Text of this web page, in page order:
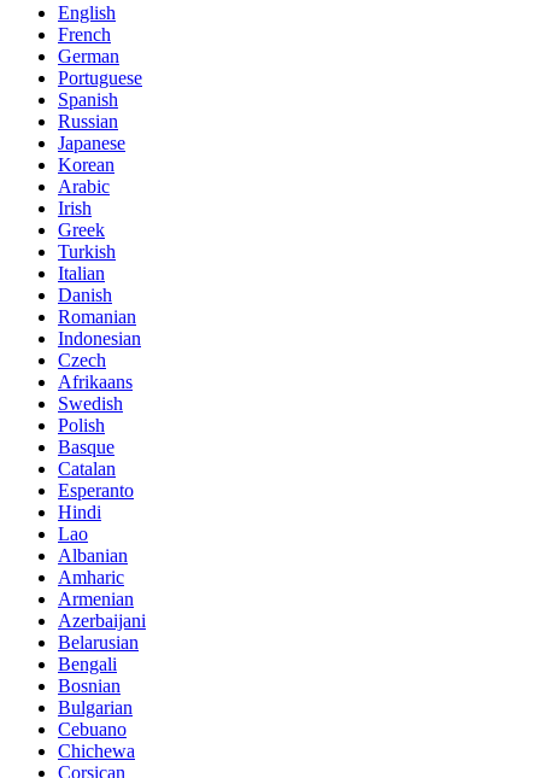
English
French
German
Portuguese
Spanish
Russian
Japanese
Korean
Arabic
Irish
Greek
Turkish
Italian
Danish
Romanian
Indonesian
Czech
Afrikaans
Swedish
Polish
Basque
Catalan
Esperanto
Hindi
Lao
Albanian
Amharic
Armenian
Azerbaijani
Belarusian
Bengali
Bosnian
Bulgarian
Cebuano
Chichewa
Corsican